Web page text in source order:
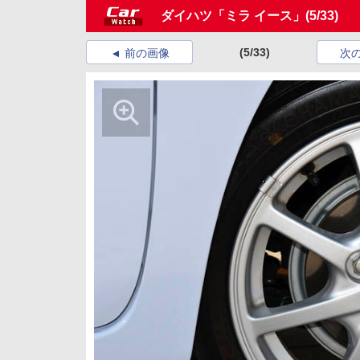
ダイハツ「ミラ イース」 (5/33)
前の画像 (5/33) 次